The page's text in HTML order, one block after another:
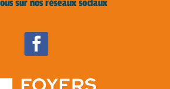
sur nos réseaux sociaux